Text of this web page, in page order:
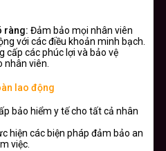
ràng: Đảm bảo mọi nhân viên
với các điều khoản minh bạch.
cấp các phúc lợi và bảo vệ
nhân viên.
lao động
bảo hiểm y tế cho tất cả nhân
hiện các biện pháp đảm bảo an
việc.